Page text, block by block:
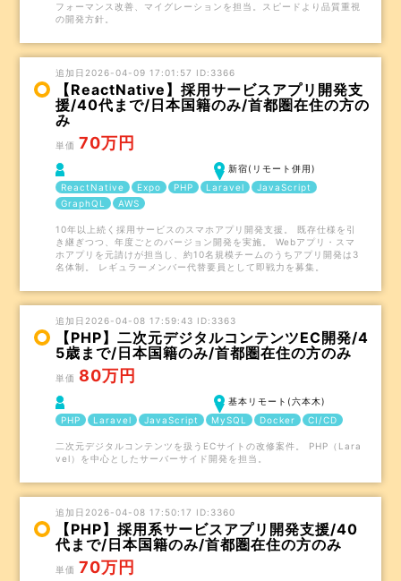
フォーマンス改善、マイグレーションを担当。スピードより品質重視
の開発方針。
追加日2026-04-09 17:01:57 ID:3366
【ReactNative】採用サービスアプリ開発支
援/40代まで/日本国籍のみ/首都圏在住の方の
み
単価 70万円
新宿(リモート併用)
ReactNative
Expo PHP Laravel
JavaScript
GraphQL
AWS
10年以上続く採用サービスのスマホアプリ開発支援。 既存仕様を引
き継ぎつつ、年度ごとのバージョン開発を実施。 Webアプリ・スマ
ホアプリを元請けが担当し、約10名規模チームのうちアプリ開発は3
名体制。 レギュラーメンバー代替要員として即戦力を募集。
追加日2026-04-08 17:59:43 ID:3363
【PHP】二次元デジタルコンテンツEC開発/4
5歳まで/日本国籍のみ/首都圏在住の方のみ
単価 80万円
基本リモート(六本木)
PHP
Laravel JavaScript MySQL Docker CI/CD
二次元デジタルコンテンツを扱うECサイトの改修案件。 PHP（Lara
vel）を中心としたサーバーサイド開発を担当。
追加日2026-04-08 17:50:17 ID:3360
【PHP】採用系サービスアプリ開発支援/40
代まで/日本国籍のみ/首都圏在住の方のみ
単価 70万円